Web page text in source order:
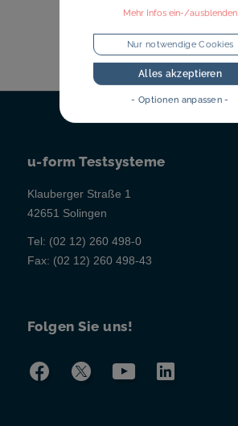
u-form Testsysteme
Klauberger Straße 1
42651 Solingen
Tel: (02 12) 260 498-0
Fax: (02 12) 260 498-43
Folgen Sie uns!
Mehr Infos ein-/ausblenden
Nur notwendige Cookies
Alles akzeptieren
- Optionen anpassen -